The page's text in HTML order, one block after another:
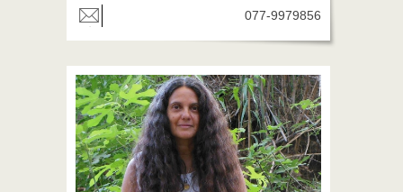
077-9979856